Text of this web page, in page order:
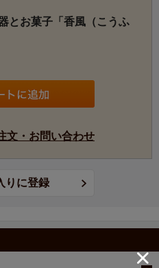
とお菓子「香風（こうふ
文・お問い合わせ